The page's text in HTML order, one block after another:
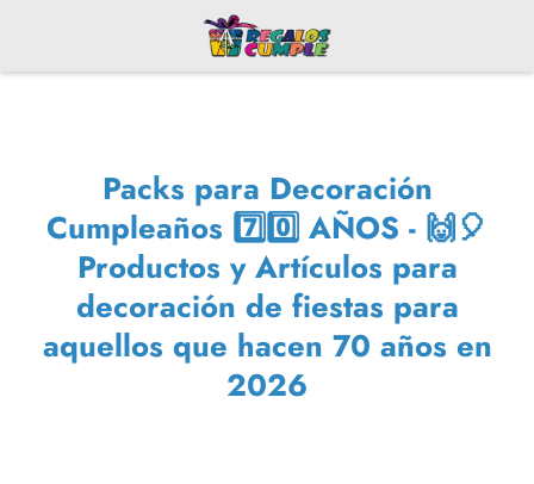
Packs para Decoración
Cumpleaños 7️⃣0️⃣ AÑOS - 🙌🎈
Productos y Artículos para
decoración de fiestas para
aquellos que hacen 70 años en
2026